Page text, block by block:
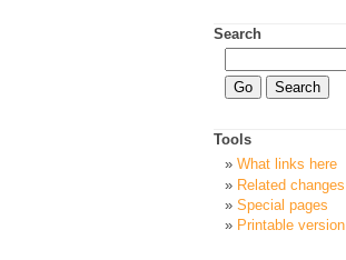
Search
Tools
What links here
Related changes
Special pages
Printable version